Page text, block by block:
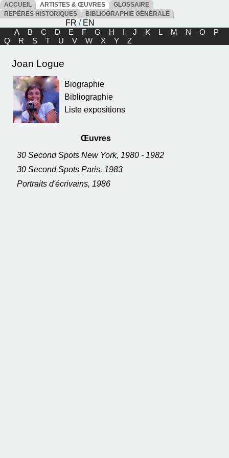
ACCUEIL ARTISTES & ŒUVRES
GLOSSAIRE
REPÈRES HISTORIQUES
BIBLIOGRAPHIE GÉNÉRALE
FR / EN
A
B C D E F G H I J K L M N O
P
Q
R S T U V W X Y Z